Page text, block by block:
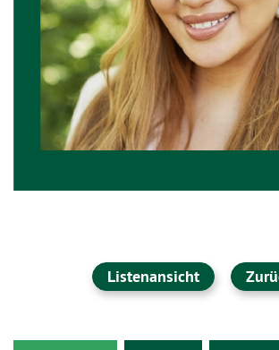
Listenansicht